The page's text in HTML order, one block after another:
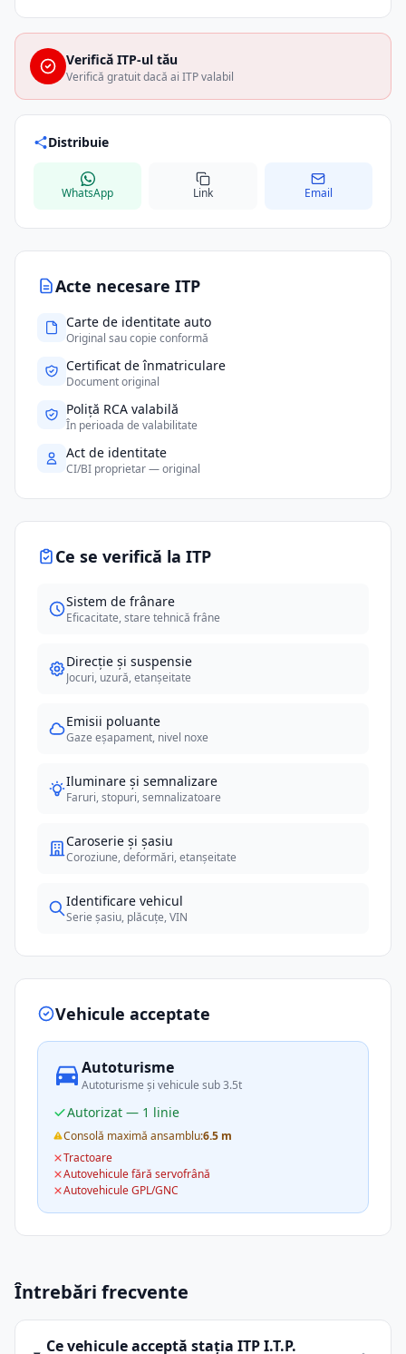
Acte necesare ITP
Carte de identitate auto
Original sau copie conformă
Certificat de înmatriculare
Document original
Poliță RCA valabilă
În perioada de valabilitate
Act de identitate
CI/BI proprietar — original
Ce se verifică la ITP
Sistem de frânare
Eficacitate, stare tehnică frâne
Direcție și suspensie
Jocuri, uzură, etanșeitate
Emisii poluante
Gaze eșapament, nivel noxe
Iluminare și semnalizare
Faruri, stopuri, semnalizatoare
Caroserie și șasiu
Coroziune, deformări, etanșeitate
Identificare vehicul
Serie șasiu, plăcuțe, VIN
Vehicule acceptate
Autoturisme
Autoturisme și vehicule sub 3.5t
Autorizat — 1 linie
Consolă maximă ansamblu:6.5 m
Tractoare
Autovehicule fără servofrână
Autovehicule GPL/GNC
Verifică ITP-ul tău
Verifică gratuit dacă ai ITP valabil
Distribuie
WhatsApp Link Email
Întrebări frecvente
Ce vehicule acceptă stația ITP I.T.P.